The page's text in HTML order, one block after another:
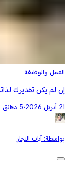
العمل والوظيفة
إن لم يكن تقديرك
21 أبريل 2026 •5 دقائق للقراءة
بواسطة: آيات النجار